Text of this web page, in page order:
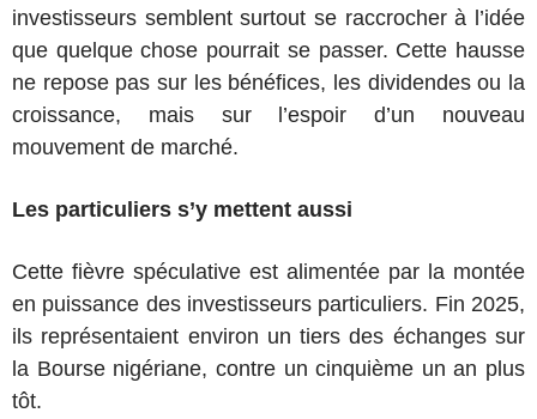
investisseurs semblent surtout se raccrocher à l’idée
que quelque chose pourrait se passer. Cette hausse
ne repose pas sur les bénéfices, les dividendes ou la
croissance, mais sur l’espoir d’un nouveau
mouvement de marché.
Les particuliers s’y mettent aussi
Cette fièvre spéculative est alimentée par la montée
en puissance des investisseurs particuliers. Fin 2025,
ils représentaient environ un tiers des échanges sur
la Bourse nigériane, contre un cinquième un an plus
tôt.